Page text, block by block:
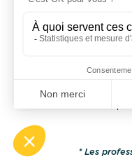
Nous
Notre
* Les